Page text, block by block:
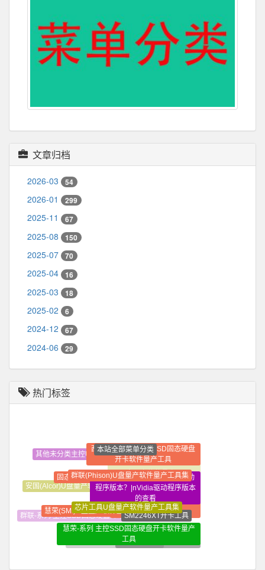
文章归档
2026-03 54
2026-01 299
2025-11 67
2025-08 150
2025-07 70
2025-04 16
2025-03 18
2025-02 6
2024-12 67
2024-06 29
热门标签
慧荣-系列 主控SSD固态硬盘开卡软件量产
工具
固态硬盘开卡维修常识性知识
SSD量产开卡基础教程
SM2246XT量产工具修复
SM2246XT开卡工具
芯片工具U盘量产软件量产工具集
慧荣(SMI)U盘量产软件量产工具集
群联-系列 主控SSD固态硬盘开卡软件量产工具
装机必备软件_常用软件_
精选软件大全_纯净定制软
件
win10系统如何查看NVidia驱动
程序版本？|nVidia驱动程序版本
的查看
群联(Phison)U盘量产软件量产工具集
固态硬盘开卡教程视频教程
安国(Alcor)U盘量产软件量产工具集
金士顿-系列 主控SSD固态
硬盘开卡软件量产工具
西部数据-系列 主控SSD固态硬盘
开卡软件量产工具
本站全部菜单分类
其他未分类主控U盘量产软件量产工具集